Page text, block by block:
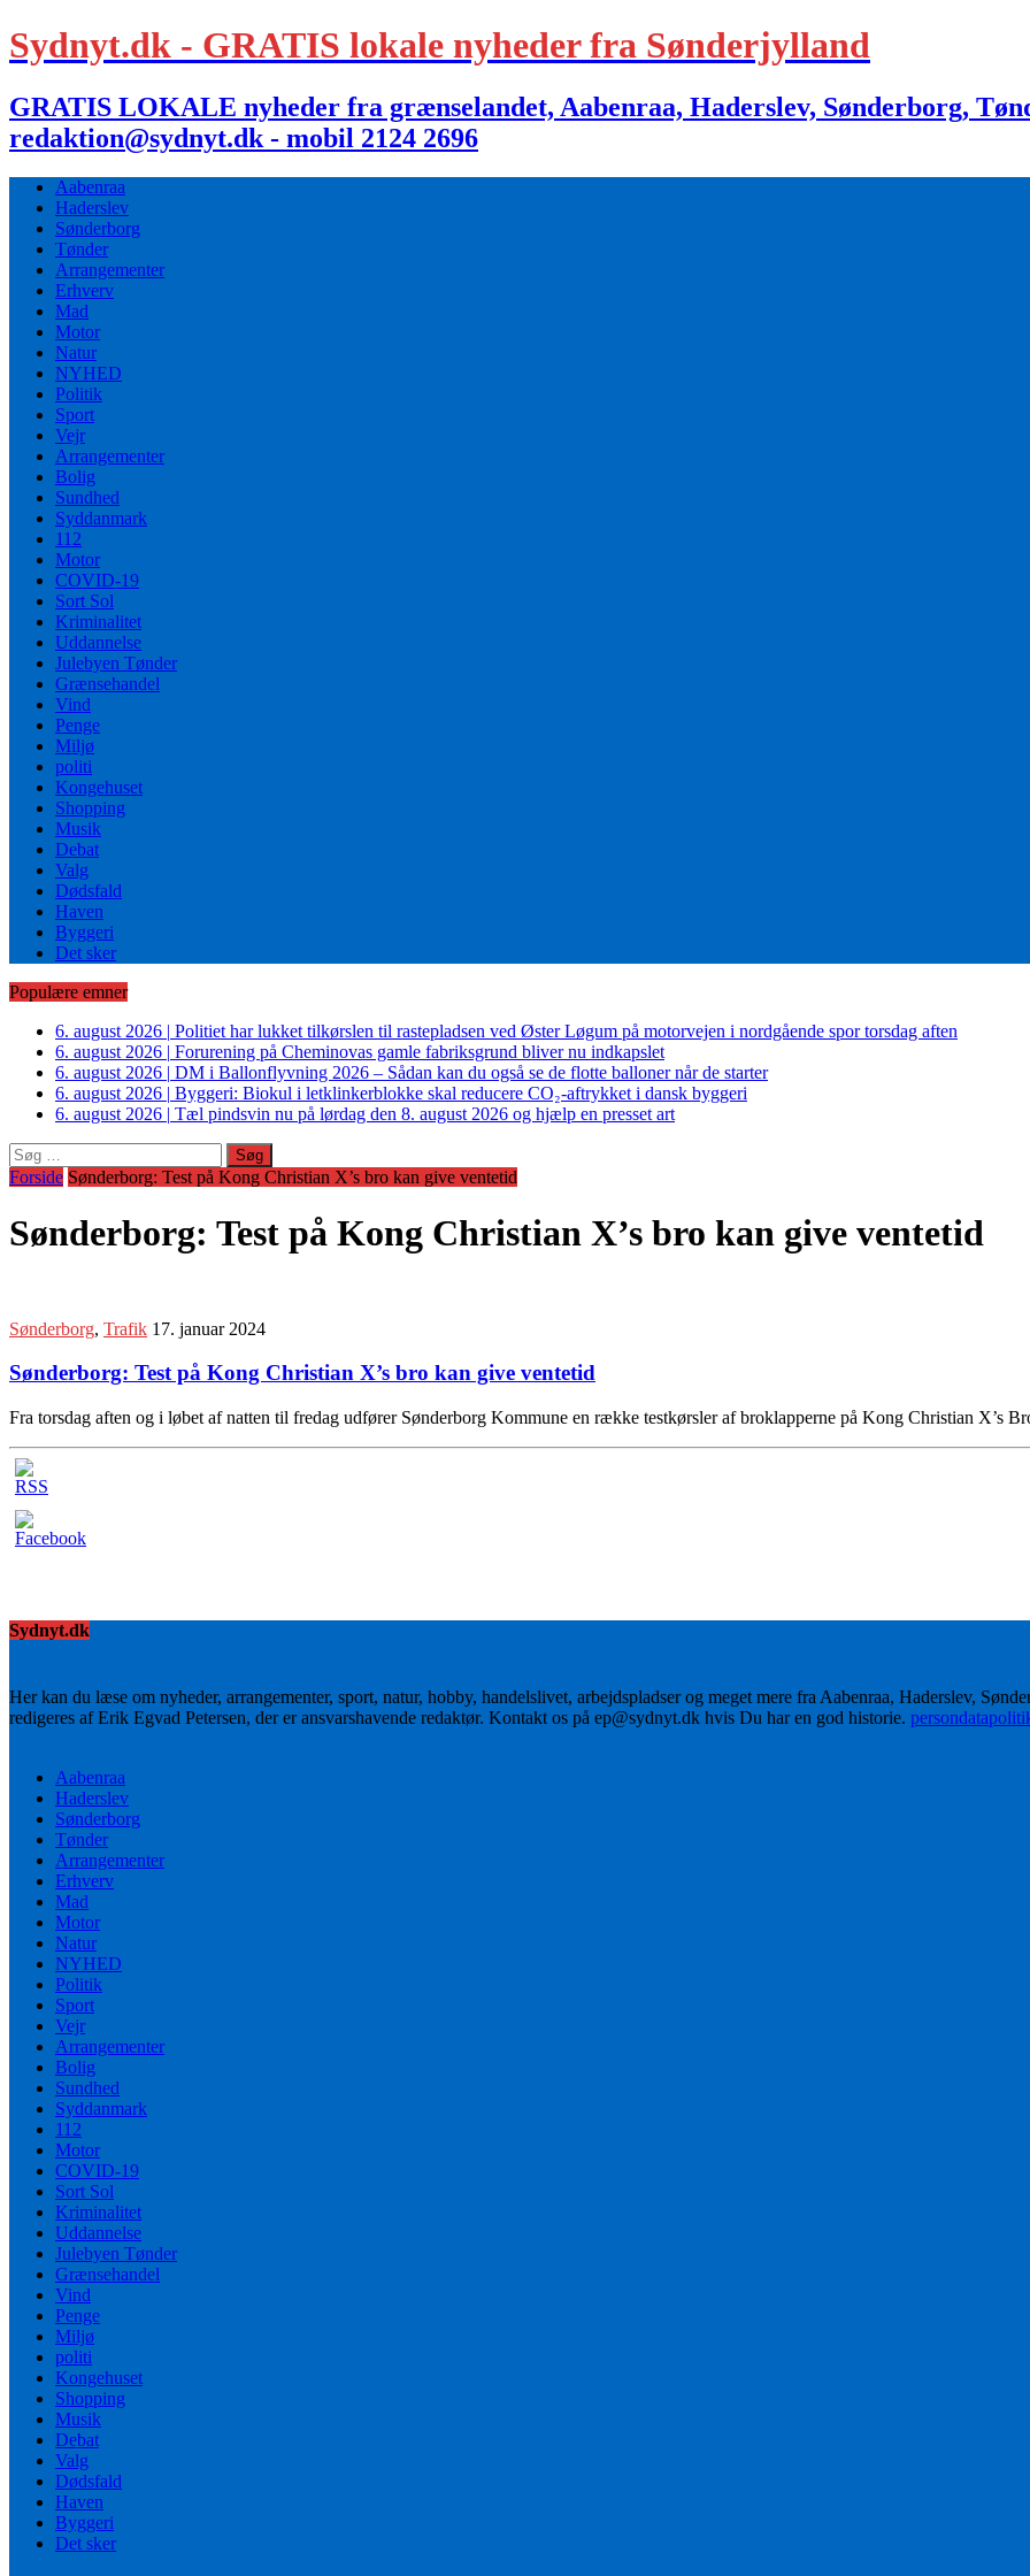
Sydnyt.dk - GRATIS lokale nyheder fra Sønderjylland
GRATIS LOKALE nyheder fra grænselandet, Aabenraa, Haderslev, Sønderborg,
redaktion@sydnyt.dk - mobil 2124 2696
Aabenraa
Haderslev
Sønderborg
Tønder
Arrangementer
Erhverv
Mad
Motor
Natur
NYHED
Politik
Sport
Vejr
Arrangementer
Bolig
Sundhed
Syddanmark
112
Motor
COVID-19
Sort Sol
Kriminalitet
Uddannelse
Julebyen Tønder
Grænsehandel
Vind
Penge
Miljø
politi
Kongehuset
Shopping
Musik
Debat
Valg
Dødsfald
Haven
Byggeri
Det sker
Populære emner
6. august 2026 | Politiet har lukket tilkørslen til rastepladsen ved Øster Løgum på motorvejen i nordgående spor torsdag aften
6. august 2026 | Forurening på Cheminovas gamle fabriksgrund bliver nu indkapslet
6. august 2026 | DM i Ballonflyvning 2026 – Sådan kan du også se de flotte balloner når de starter
6. august 2026 | Byggeri: Biokul i letklinkerblokke skal reducere CO₂-aftrykket i dansk byggeri
6. august 2026 | Tæl pindsvin nu på lørdag den 8. august 2026 og hjælp en presset art
Søg
efter:
Forside Sønderborg: Test på Kong Christian X’s bro kan give ventetid
Sønderborg: Test på Kong Christian X’s bro kan give ventetid
Sønderborg, Trafik 17. januar 2024
Sønderborg: Test på Kong Christian X’s bro kan give ventetid
Fra torsdag aften og i løbet af natten til fredag udfører Sønderborg Kommune en række testkørsler af broklapperne på Kong Christian X’s
Sydnyt.dk
Her kan du læse om nyheder, arrangementer, sport, natur, hobby, handelslivet, arbejdspladser og meget mere fra Aabenraa, Haderslev,
redigeres af Erik Egvad Petersen, der er ansvarshavende redaktør. Kontakt os på ep@sydnyt.dk hvis Du har en god historie.
Aabenraa
Haderslev
Sønderborg
Tønder
Arrangementer
Erhverv
Mad
Motor
Natur
NYHED
Politik
Sport
Vejr
Arrangementer
Bolig
Sundhed
Syddanmark
112
Motor
COVID-19
Sort Sol
Kriminalitet
Uddannelse
Julebyen Tønder
Grænsehandel
Vind
Penge
Miljø
politi
Kongehuset
Shopping
Musik
Debat
Valg
Dødsfald
Haven
Byggeri
Det sker